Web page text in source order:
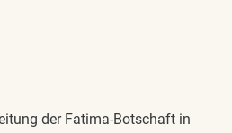
der Fatima-Botschaft in